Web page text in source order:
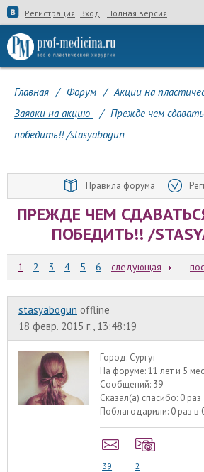
Регистрация Вход Полная версия
Главная / Форум / Акции на
Заявки на акцию
/ Прежде чем
победить!! /stasyabogun
Правила форума
ПРЕЖДЕ ЧЕМ
ПОБЕДИТЬ!! /
1 2 3 4 5 6 следующая
stasyabogun offline
18 февр. 2015 г., 13:48:19
Город: Сургут
На форуме:11 лет и 5
Сообщений: 39
Сказал(а) спасибо: 0 раз
Поблагодарили: 0 раз в
39 2